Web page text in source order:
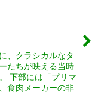
、クラシカルなタ
たちが映える当時
下部には「プリマ
食肉メーカーの非